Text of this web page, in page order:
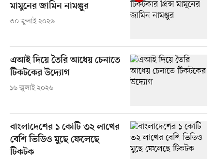
মামুনের জামিন নামঞ্জুর
৩০ জুলাই ২০২৬
এআই দিয়ে তৈরি আধেয় চেনাতে
টিকটকের উদ্যোগ
১৬ জুলাই ২০২৬
বাংলাদেশের ১ কোটি ৩২ লাখের
বেশি ভিডিও মুছে ফেলেছে
টিকটক